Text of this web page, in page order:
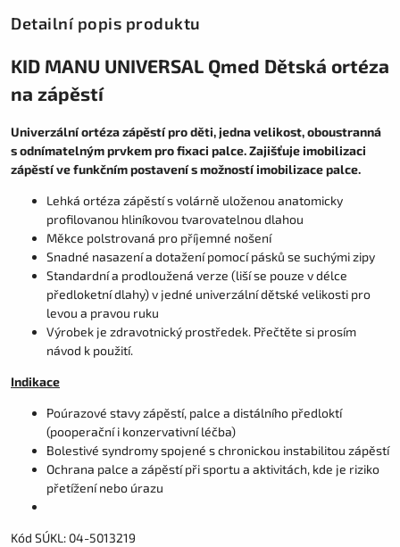
Detailní popis produktu
KID MANU UNIVERSAL Qmed Dětská ortéza
na zápěstí
Univerzální ortéza zápěstí pro děti, jedna velikost, oboustranná
s odnímatelným prvkem pro fixaci palce. Zajišťuje imobilizaci
zápěstí ve funkčním postavení s možností imobilizace palce.
Lehká ortéza zápěstí s volárně uloženou anatomicky
profilovanou hliníkovou tvarovatelnou dlahou
Měkce polstrovaná pro příjemné nošení
Snadné nasazení a dotažení pomocí pásků se suchými zipy
Standardní a prodloužená verze (liší se pouze v délce
předloketní dlahy) v jedné univerzální dětské velikosti pro
levou a pravou ruku
Výrobek je zdravotnický prostředek. Přečtěte si prosím
návod k použití.
Indikace
Poúrazové stavy zápěstí, palce a distálního předloktí
(pooperační i konzervativní léčba)
Bolestivé syndromy spojené s chronickou instabilitou zápěstí
Ochrana palce a zápěstí při sportu a aktivitách, kde je riziko
přetížení nebo úrazu
Kód SÚKL: 04-5013219